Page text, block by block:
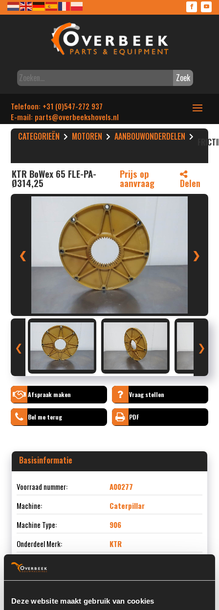
Deze website maakt gebruik van cookies
Zoek
Telefoon: +31 (0)547-272 937
E-mail: parts@overbeekshovels.nl
CATEGORIEËN MOTOREN AANBOUWONDERDELEN
KTR BoWex 65 FLE-PA-
Ø314,25
Prijs op
aanvraag Delen
❮ ❯
❮ ❯
Afspraak maken Vraag stellen
Bel me terug PDF
Basisinformatie
Voorraad nummer:
A00277
Machine:
Caterpillar
Machine Type:
906
Onderdeel Merk:
KTR
Onderdeel Type: